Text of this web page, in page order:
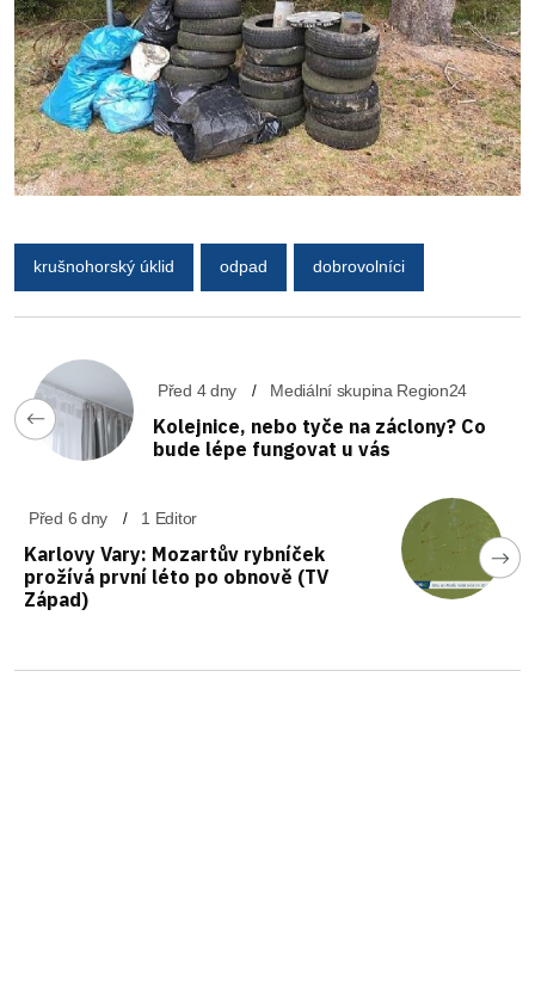
krušnohorský úklid odpad dobrovolníci
Před 4 dny Mediální skupina Region24
Kolejnice, nebo tyče na záclony? Co
bude lépe fungovat u vás
Před 6 dny 1 Editor
Karlovy Vary: Mozartův rybníček
prožívá první léto po obnově (TV
Západ)